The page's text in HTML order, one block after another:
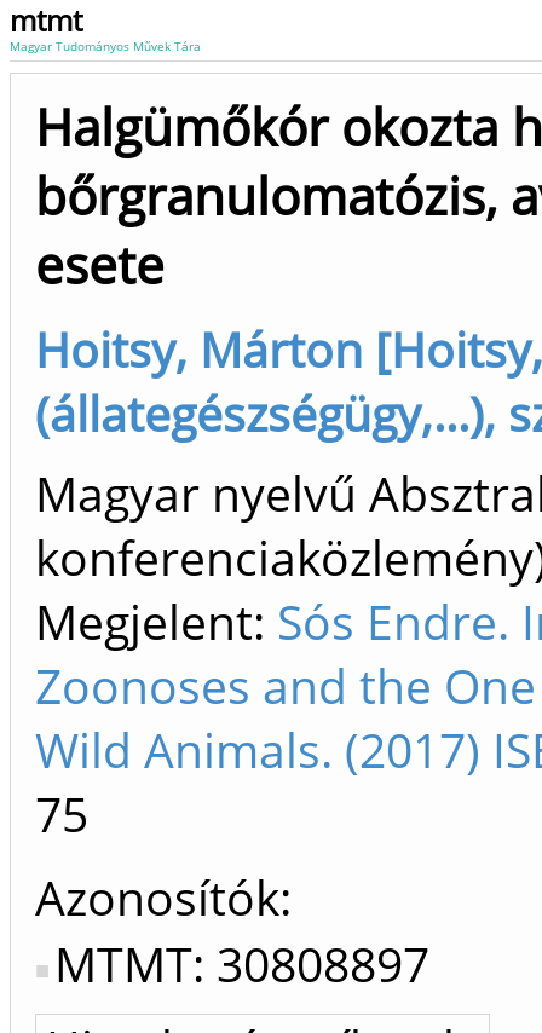
mtmt
Magyar Tudományos Művek Tára
Halgümőkór okozta
bőrgranulomatózis,
esete
Hoitsy, Márton
(állategészségügy,...),
Magyar nyelvű
Megjelent: Sós Endre.
Zoonoses and the
Wild Animals. (2017)
75
Azonosítók
MTMT: 30808897